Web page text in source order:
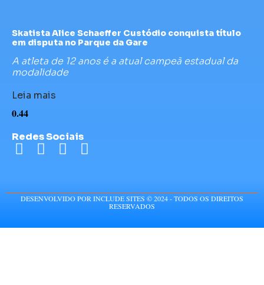
Skatista Alice Schaeffer Custódio conquista título
em disputa no Parque da Gare
A atleta de 12 anos é a atual campeã estadual da
modalidade
Leia mais
Redes Sociais
DESENVOLVIDO POR INCLUDE SITES © 2024 - TODOS OS DIREITOS
RESERVADOS